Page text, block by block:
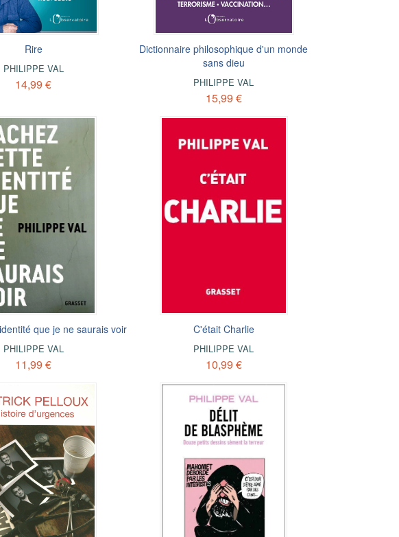
Rire
PHILIPPE VAL
14,99 €
Dictionnaire philosophique d'un monde
sans dieu
PHILIPPE VAL
15,99 €
que je ne saurais voir
PHILIPPE VAL
11,99 €
C'était Charlie
PHILIPPE VAL
10,99 €